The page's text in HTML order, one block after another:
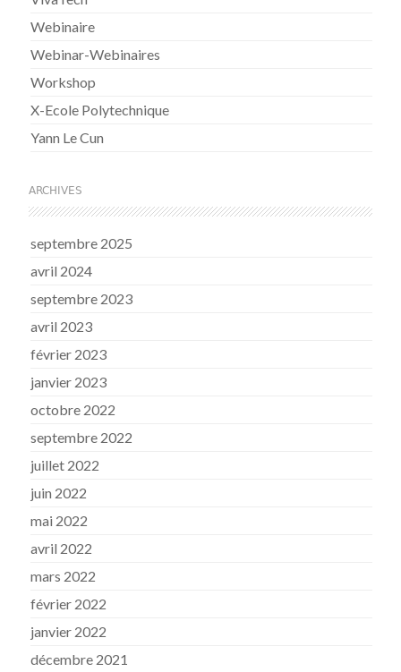
Webinaire
Webinar-Webinaires
Workshop
X-Ecole Polytechnique
Yann Le Cun
ARCHIVES
septembre 2025
avril 2024
septembre 2023
avril 2023
février 2023
janvier 2023
octobre 2022
septembre 2022
juillet 2022
juin 2022
mai 2022
avril 2022
mars 2022
février 2022
janvier 2022
décembre 2021